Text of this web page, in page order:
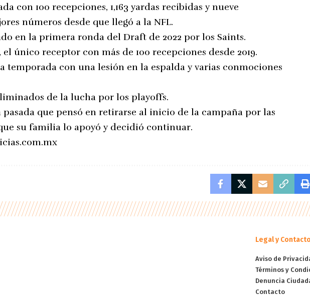
con 100 recepciones, 1,163 yardas recibidas y nueve
números desde que llegó a la NFL.
en la primera ronda del Draft de 2022 por los Saints.
único receptor con más de 100 recepciones desde 2019.
temporada con una lesión en la espalda y varias conmociones
de la lucha por los playoffs.
pasada que pensó en retirarse al inicio de la campaña por las
su familia lo apoyó y decidió continuar.
Legal y Contacto
Aviso de
Términos y
Denuncia
Contacto